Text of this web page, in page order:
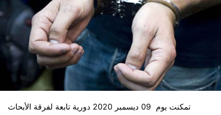
تمكنت يوم 09 ديسمبر 2020 دورية تابعة لفرقة الأبحاث